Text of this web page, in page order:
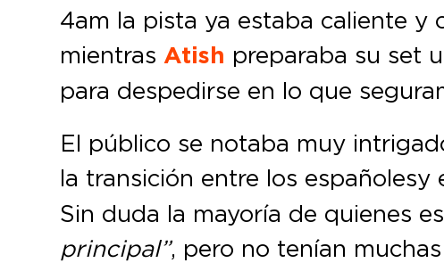
4am la pista ya estaba caliente y
mientras Atish preparaba su set
para despedirse en lo que
El público se notaba muy
la transición entre los españolesy
Sin duda la mayoría de quienes
principal”, pero no tenían